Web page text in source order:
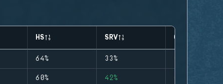
HS SRV CLUTCHES
64% 33% 0
60% 42% 0